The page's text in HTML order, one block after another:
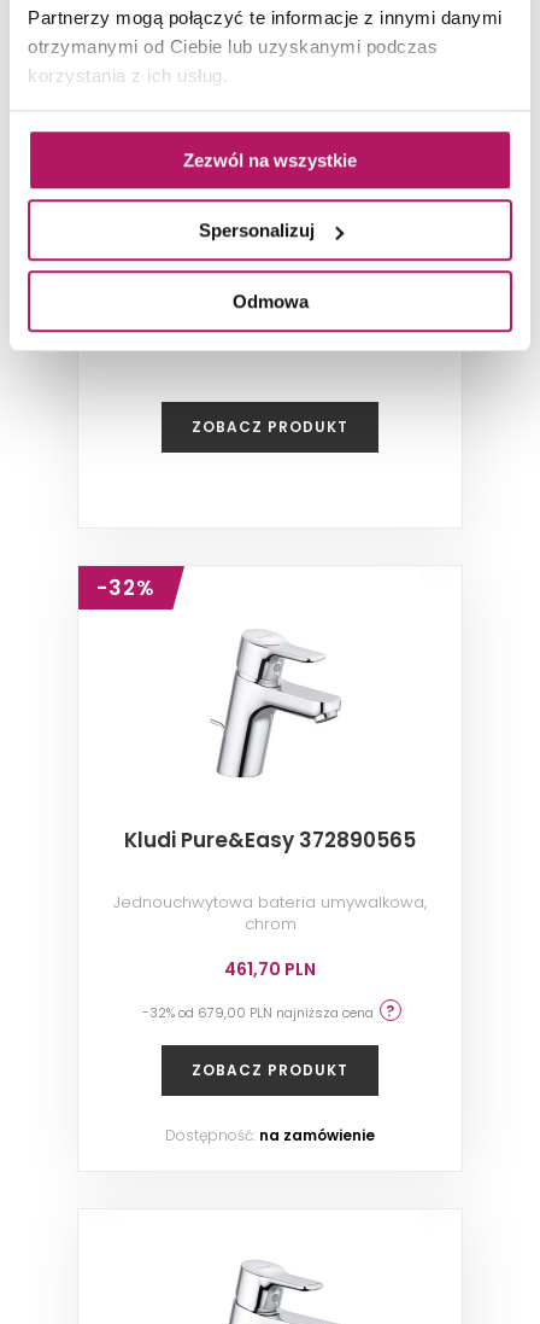
Partnerzy mogą połączyć te informacje z innymi danymi
otrzymanymi od Ciebie lub uzyskanymi podczas
korzystania z ich usług.
Zezwól na wszystkie
Spersonalizuj
Odmowa
Kludi Pure&Easy 372860565
Jednouchwytowa bateria umywalkowa,
chrom
ZOBACZ PRODUKT
-32%
Kludi Pure&Easy 372890565
Jednouchwytowa bateria umywalkowa,
chrom
461,70 PLN
-32% od 679,00 PLN najniższa cena
ZOBACZ PRODUKT
Dostępność: na zamówienie